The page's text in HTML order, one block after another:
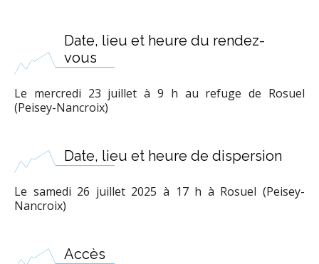
Date, lieu et heure du rendez-
vous
Le mercredi 23 juillet à 9 h au refuge de Rosuel
(Peisey-Nancroix)
Date, lieu et heure de dispersion
Le samedi 26 juillet 2025 à 17 h à Rosuel (Peisey-
Nancroix)
Accès